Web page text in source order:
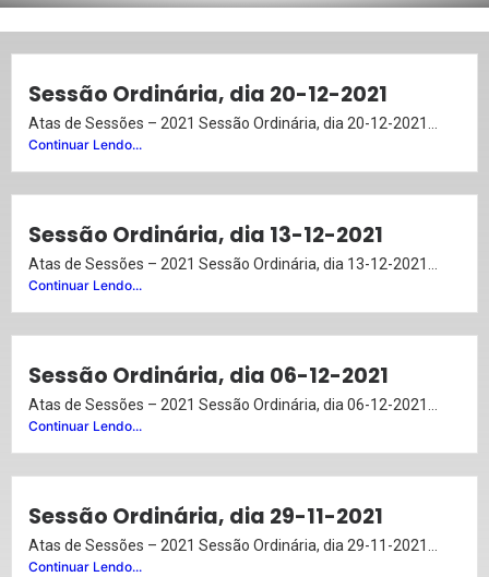
Sessão Ordinária, dia 20-12-2021
Atas de Sessões – 2021 Sessão Ordinária, dia 20-12-2021...
Continuar Lendo...
Sessão Ordinária, dia 13-12-2021
Atas de Sessões – 2021 Sessão Ordinária, dia 13-12-2021...
Continuar Lendo...
Sessão Ordinária, dia 06-12-2021
Atas de Sessões – 2021 Sessão Ordinária, dia 06-12-2021...
Continuar Lendo...
Sessão Ordinária, dia 29-11-2021
Atas de Sessões – 2021 Sessão Ordinária, dia 29-11-2021...
Continuar Lendo...